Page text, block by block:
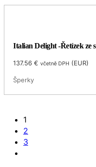
Italian Delight -Řetízek ze
137.56€ včetně DPH (EUR)
Šperky
1
2
3